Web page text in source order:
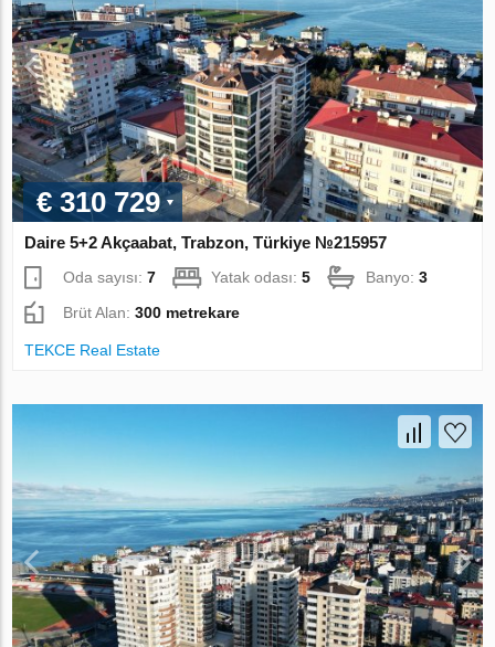
€ 310 729
Daire 5+2 Akçaabat, Trabzon, Türkiye №215957
Oda sayısı:7 Yatak odası:5 Banyo:3
Brüt Alan:300 metrekare
TEKCE Real Estate